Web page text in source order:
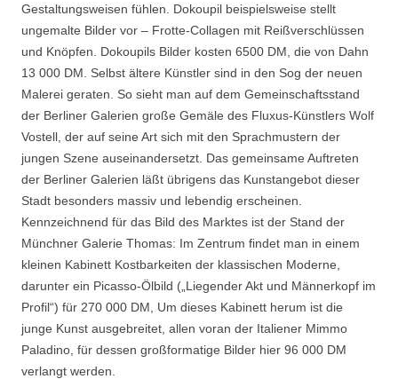
Gestaltungsweisen fühlen. Dokoupil beispielsweise stellt
ungemalte Bilder vor – Frotte-Collagen mit Reißverschlüssen
und Knöpfen. Dokoupils Bilder kosten 6500 DM, die von Dahn
13 000 DM. Selbst ältere Künstler sind in den Sog der neuen
Malerei geraten. So sieht man auf dem Gemeinschaftsstand
der Berliner Galerien große Gemäle des Fluxus-Künstlers Wolf
Vostell, der auf seine Art sich mit den Sprachmustern der
jungen Szene auseinandersetzt. Das gemeinsame Auftreten
der Berliner Galerien läßt übrigens das Kunstangebot dieser
Stadt besonders massiv und lebendig erscheinen.
Kennzeichnend für das Bild des Marktes ist der Stand der
Münchner Galerie Thomas: Im Zentrum findet man in einem
kleinen Kabinett Kostbarkeiten der klassischen Moderne,
darunter ein Picasso-Ölbild („Liegender Akt und Männerkopf im
Profil“) für 270 000 DM, Um dieses Kabinett herum ist die
junge Kunst ausgebreitet, allen voran der Italiener Mimmo
Paladino, für dessen großformatige Bilder hier 96 000 DM
verlangt werden.